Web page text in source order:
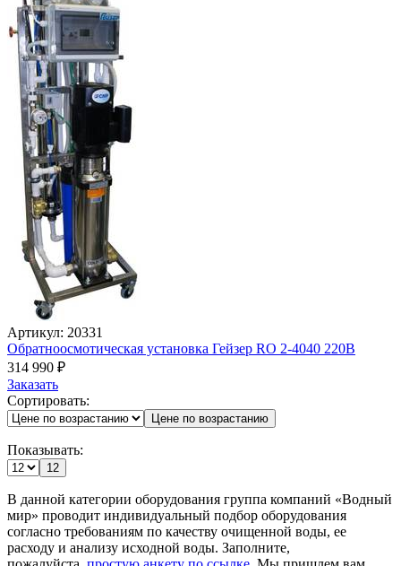
Артикул: 20331
Обратноосмотическая установка Гейзер RO 2-4040 220В
314 990 ₽
Заказать
Сортировать:
Цене по возрастанию
Показывать:
12
В данной категории оборудования группа компаний «Водный
мир» проводит индивидуальный подбор оборудования
согласно требованиям по качеству очищенной воды, ее
расходу и анализу исходной воды. Заполните,